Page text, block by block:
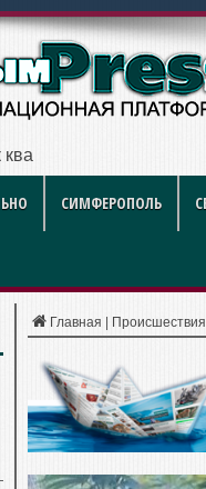
Энгельса в
СИМФЕРОПОЛЬ
Главная Происшествия